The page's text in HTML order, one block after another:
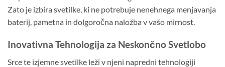
Zato je izbira svetilke, ki ne potrebuje nenehnega menjavanja
baterij, pametna in dolgoročna naložba v vašo mirnost.
Inovativna Tehnologija za Neskončno Svetlobo
Srce te izjemne svetilke leži v njeni napredni tehnologiji